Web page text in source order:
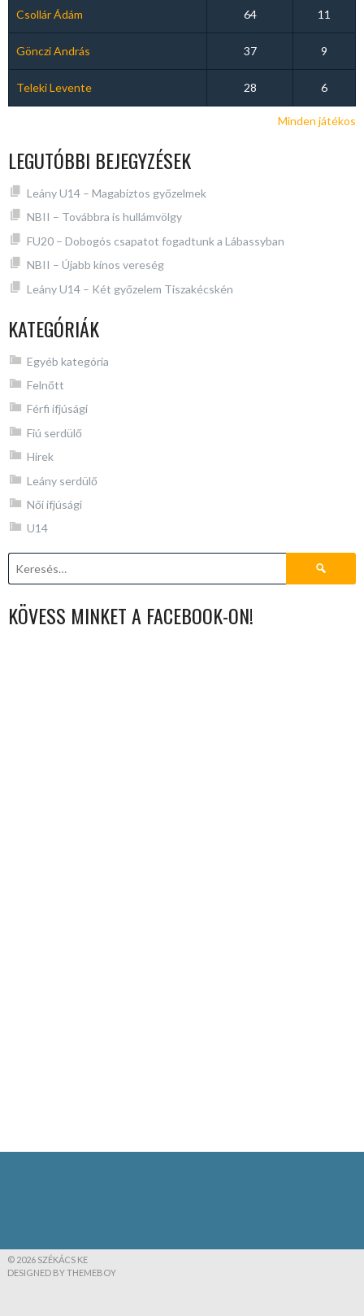
Csollár Ádám 64 11
Gönczi András 37 9
Teleki Levente 28 6
Minden játékos
LEGUTÓBBI BEJEGYZÉSEK
Leány U14 – Magabiztos győzelmek
NBII – Továbbra is hullámvölgy
FU20 – Dobogós csapatot fogadtunk a Lábassyban
NBII – Újabb kínos vereség
Leány U14 – Két győzelem Tiszakécskén
KATEGÓRIÁK
Egyéb kategória
Felnőtt
Férfi ifjúsági
Fiú serdülő
Hírek
Leány serdülő
Női ifjúsági
U14
Keresés:
KÖVESS MINKET A FACEBOOK-ON!
© 2026 SZÉKÁCS KE
DESIGNED BY THEMEBOY